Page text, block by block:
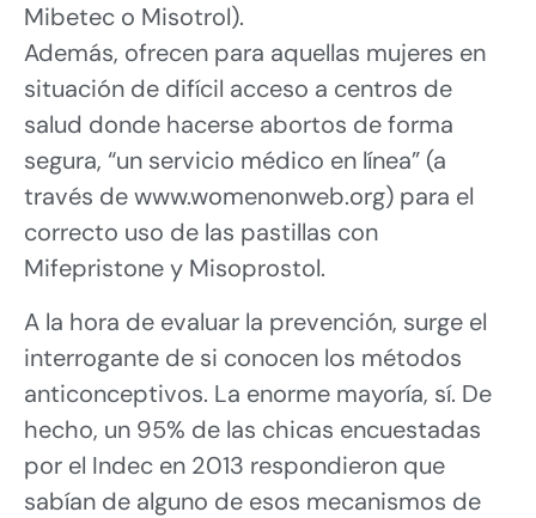
Mibetec o Misotrol).
Además, ofrecen para aquellas mujeres en
situación de difícil acceso a centros de
salud donde hacerse abortos de forma
segura, “un servicio médico en línea” (a
través de www.womenonweb.org) para el
correcto uso de las pastillas con
Mifepristone y Misoprostol.
A la hora de evaluar la prevención, surge el
interrogante de si conocen los métodos
anticonceptivos. La enorme mayoría, sí. De
hecho, un 95% de las chicas encuestadas
por el Indec en 2013 respondieron que
sabían de alguno de esos mecanismos de